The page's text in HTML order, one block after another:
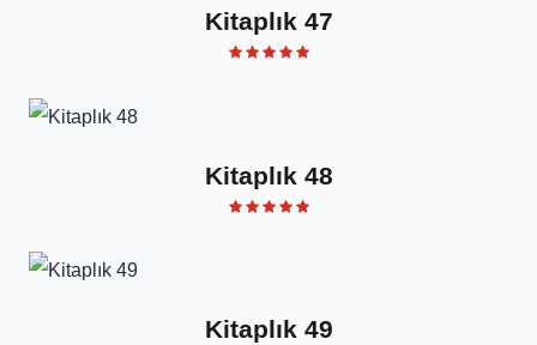
Kitaplık 47
Kitaplık 48
Kitaplık 49